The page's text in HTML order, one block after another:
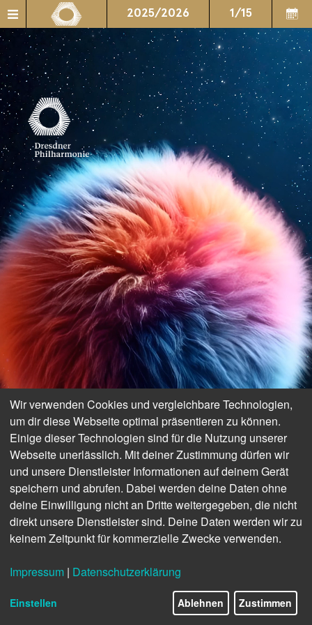
2025/2026 1/15
Neue
Welten
Saison 25/26
Wir verwenden Cookies und vergleichbare Technologien,
um dir diese Webseite optimal präsentieren zu können.
Einige dieser Technologien sind für die Nutzung unserer
Webseite unerlässlich. Mit deiner Zustimmung dürfen wir
und unsere Dienstleister Informationen auf deinem Gerät
speichern und abrufen. Dabei werden deine Daten ohne
deine Einwilligung nicht an Dritte weitergegeben, die nicht
direkt unsere Dienstleister sind. Deine Daten werden wir zu
keinem Zeitpunkt für kommerzielle Zwecke verwenden.
Impressum | Datenschutzerklärung
Einstellen Ablehnen Zustimmen